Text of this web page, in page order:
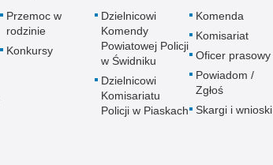
Przemoc w
rodzinie
Konkursy
Dzielnicowi
Komendy
Powiatowej Policji
w Świdniku
Dzielnicowi
Komisariatu
Policji w Piaskach
Komenda
Komisariat
Oficer prasowy
Powiadom /
Zgłoś
Skargi i wnioski